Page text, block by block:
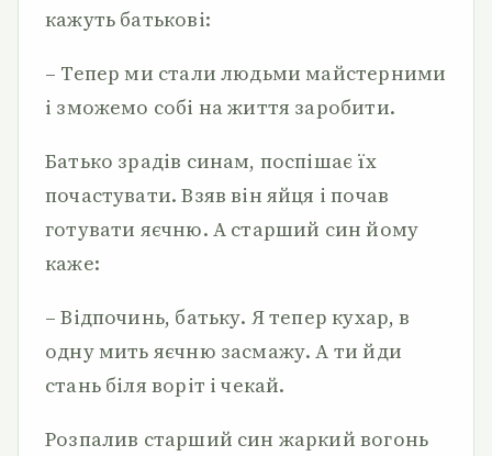
кажуть батькові:
– Тепер ми стали людьми майстерними
і зможемо собі на життя заробити.
Батько зрадів синам, поспішає їх
почастувати. Взяв він яйця і почав
готувати яєчню. А старший син йому
каже:
– Відпочинь, батьку. Я тепер кухар, в
одну мить яєчню засмажу. А ти йди
стань біля воріт і чекай.
Розпалив старший син жаркий вогонь